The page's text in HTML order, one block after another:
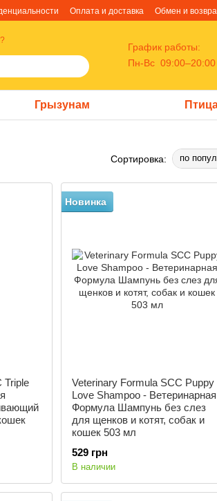
Оплата и доставка Обмен и
График работы:
Пн-Вс 09:00–20:00
Грызунам
Сортировка: по
Triple
Новинка
Veterinary Formula SCC Puppy
Love Shampoo - Ветеринарная
Формула Шампунь без слез
для щенков и котят, собак и
кошек 503 мл
529 грн
В наличии